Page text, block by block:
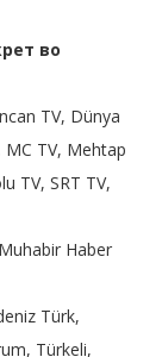
во
TV, Dünya
MC TV, Mehtap
TV, SRT TV,
Haber
Türk,
Türkeli,